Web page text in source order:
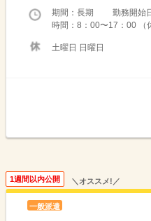
期間：長期 勤務開始日
時間：8：00〜17：00
土曜日 日曜日
1週間以内公開 ＼オススメ!／
一般派遣